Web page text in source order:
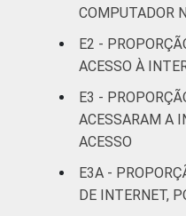
LOCALIZAÇÃO
COMPUTADOR
E2 -
ACESSO À
E3 -
ACESSARAM A
ACESSO
E3A -
DE INTERNET,